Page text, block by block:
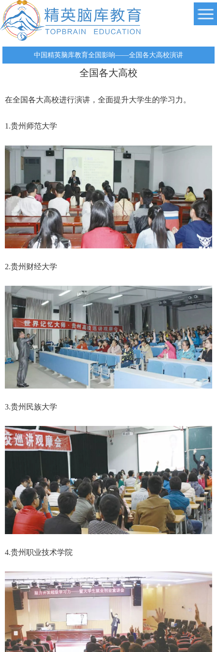
中国精英脑库教育全国影响——全国各大高校演讲
全国各大高校
在全国各大高校进行演讲，全面提升大学生的学习力。
1.贵州师范大学
2.贵州财经大学
3.贵州民族大学
4.贵州职业技术学院